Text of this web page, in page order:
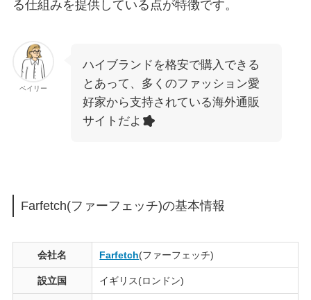
る仕組みを提供している点が特徴です。
ベイリー
ハイブランドを格安で購入できる
とあって、多くのファッション愛
好家から支持されている海外通販
サイトだよ
Farfetch(ファーフェッチ)の基本情報
会社名 Farfetch(ファーフェッチ)
設立国 イギリス(ロンドン)